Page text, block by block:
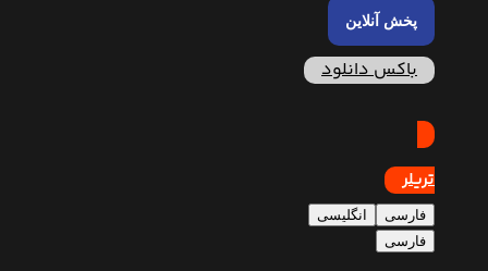
پخش آنلاین
باکس دانلود
تریلر
فارسی
انگلیسی
فارسی